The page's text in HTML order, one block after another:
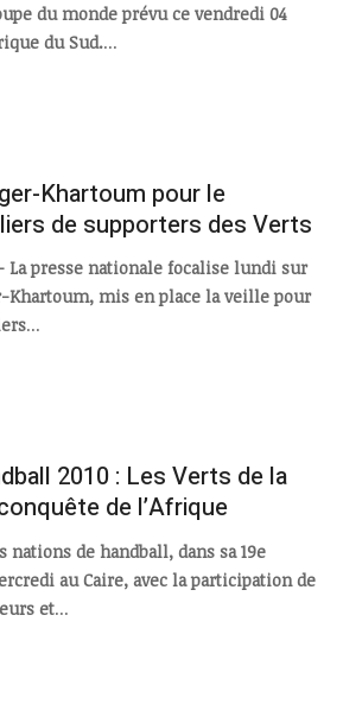
du monde prévu ce vendredi 04
du Sud....
Khartoum pour le
de supporters des Verts
- La presse nationale focalise lundi sur
Khartoum, mis en place la veille pour
...
2010 : Les Verts de la
de l’Afrique
nations de handball, dans sa 19e
au Caire, avec la participation de
et...